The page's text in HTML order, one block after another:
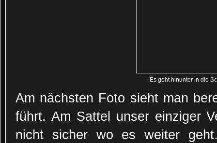
Es geht hinunter in die
Am nächsten Foto sieht man
führt. Am Sattel unser einziger
nicht sicher wo es weiter